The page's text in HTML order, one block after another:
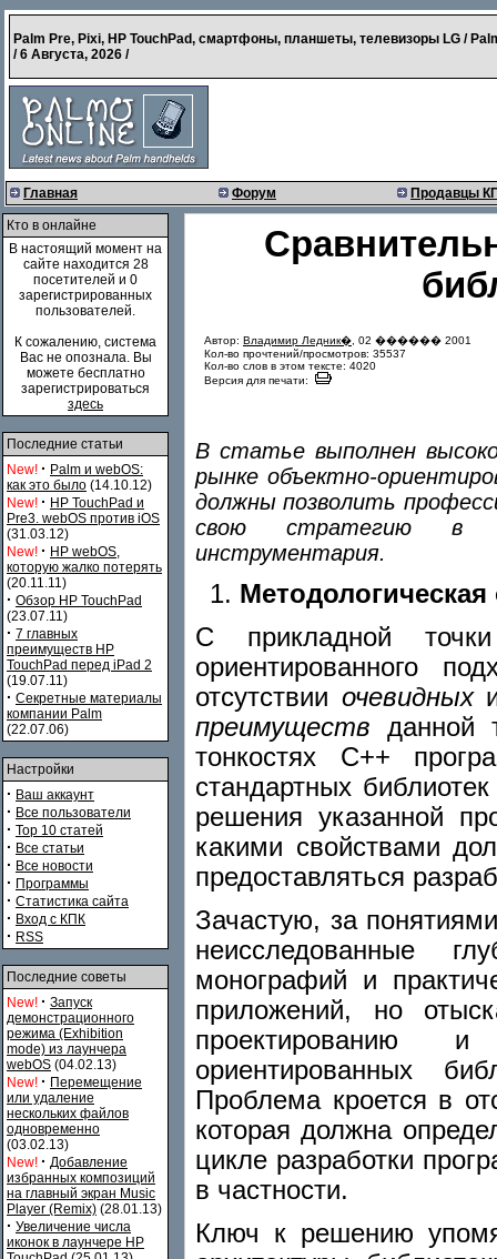
Palm Pre, Pixi, HP TouchPad, смартфоны, планшеты, телевизоры LG /
/6 Августа, 2026 /
Главная Форум Продавцы
Кто в онлайне
В настоящий момент на
сайте находится 28
посетителей и 0
зарегистрированных
пользователей.
К сожалению, система
Вас не опознала. Вы
можете бесплатно
зарегистрироваться
здесь
Последние статьи
New! · Palm и webOS:
как это было (14.10.12)
New! · HP TouchPad и
Pre3. webOS против iOS
(31.03.12)
New! · HP webOS,
которую жалко потерять
(20.11.11)
· Обзор HP TouchPad
(23.07.11)
· 7 главных
преимуществ HP
TouchPad перед iPad 2
(19.07.11)
· Секретные материалы
компании Palm
(22.07.06)
Настройки
· Ваш аккаунт
· Все пользователи
· Top 10 статей
· Все статьи
· Все новости
· Программы
· Статистика сайта
· Вход с КПК
· RSS
Последние советы
New! · Запуск
демонстрационного
режима (Exhibition
mode) из лаунчера
webOS (04.02.13)
New! · Перемещение
или удаление
нескольких файлов
одновременно
(03.02.13)
New! · Добавление
избранных композиций
на главный экран Music
Player (Remix) (28.01.13)
· Увеличение числа
иконок в лаунчере HP
Автор: Владимир Ледник� , 02 ������ 2001
Кол-во прочтений/просмотров: 35537
Кол-во слов в этом тексте: 4020
Версия для печати:
В статье выполнен
рынке объектно-
должны позволить
свою стратегию в
инструментария.
Методологическая
С прикладной
ориентированного
отсутствии очевидных
преимуществ данной
тонкостях С++
стандартных
решения указанной
какими свойствами
предоставляться
Зачастую, за
неисследованные
монографий и
приложений, но
проектированию и
ориентированных
Проблема кроется в
которая должна
цикле разработки
в частности.
Ключ к решению